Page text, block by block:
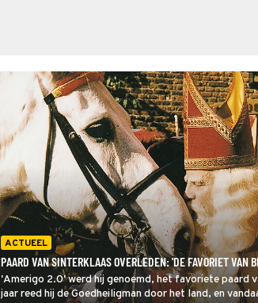
ACTUEEL
PAARD VAN SINTERKLAAS OVERLEDEN: 'DE FAVORIET VAN
'Amerigo 2.0' werd hij genoemd, het favoriete paard
jaar reed hij de Goedheiligman door het land, en